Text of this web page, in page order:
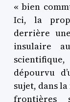
« bien
Ici, la
derrière
insulaire
dépourvu
sujet, dans
frontières